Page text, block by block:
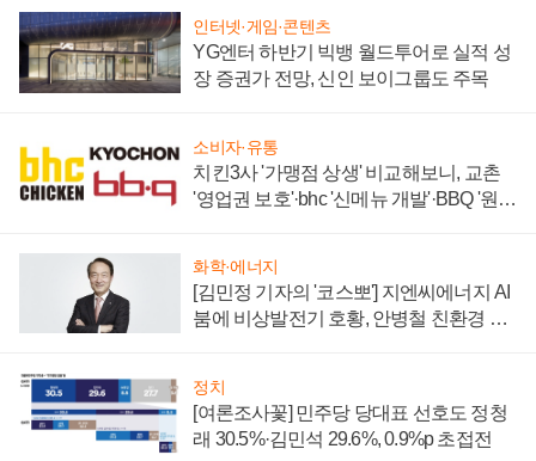
인터넷·게임·콘텐츠
YG엔터 하반기 빅뱅 월드투어로 실적 성
장 증권가 전망, 신인 보이그룹도 주목
소비자·유통
치킨3사 '가맹점 상생' 비교해보니, 교촌
'영업권 보호'·bhc '신메뉴 개발'·BBQ '원가
화학·에너지
[김민정 기자의 '코스뽀'] 지엔씨에너지 AI
붐에 비상발전기 호황, 안병철 친환경 에
정치
[여론조사꽃] 민주당 당대표 선호도 정청
래 30.5%·김민석 29.6%, 0.9%p 초접전